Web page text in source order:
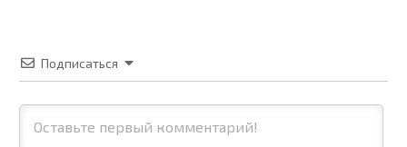
Подписаться